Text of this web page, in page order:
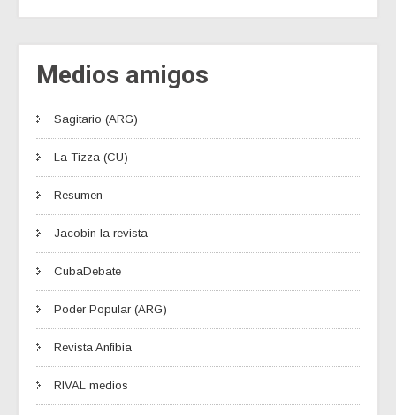
Medios amigos
Sagitario (ARG)
La Tizza (CU)
Resumen
Jacobin la revista
CubaDebate
Poder Popular (ARG)
Revista Anfibia
RIVAL medios